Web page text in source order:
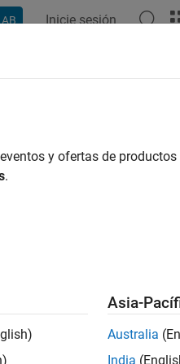
Inicie sesión
Haga clic aquí para ver
escenas 3D para simular y
creando señales y marcas
carretera, así como follaje,
el tiempo, las
y ofertas de
.
Asia-
Australia
India